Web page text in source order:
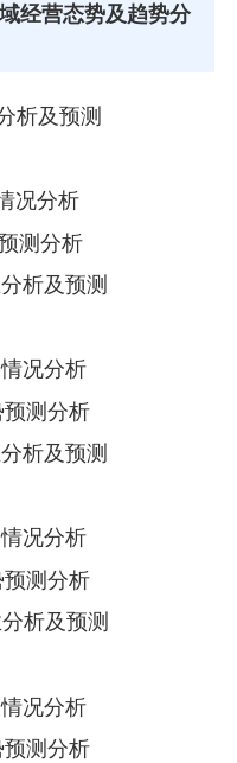
经营态势及趋势分
析及预测
况分析
测分析
析及预测
况分析
测分析
析及预测
况分析
测分析
析及预测
况分析
测分析